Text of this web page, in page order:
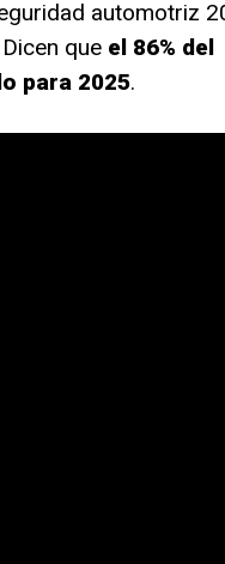
automotriz
que el 86% del
para 2025.